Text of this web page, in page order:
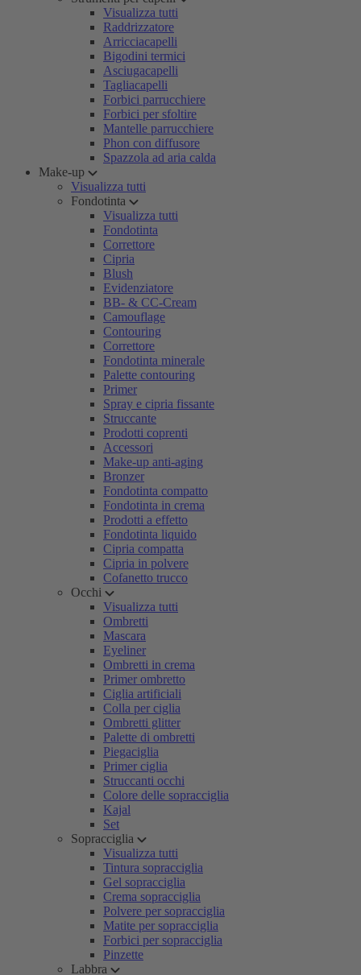
Visualizza tutti
Raddrizzatore
Arricciacapelli
Bigodini termici
Asciugacapelli
Tagliacapelli
Forbici parrucchiere
Forbici per sfoltire
Mantelle parrucchiere
Phon con diffusore
Spazzola ad aria calda
Make-up
Visualizza tutti
Fondotinta
Visualizza tutti
Fondotinta
Correttore
Cipria
Blush
Evidenziatore
BB- & CC-Cream
Camouflage
Contouring
Correttore
Fondotinta minerale
Palette contouring
Primer
Spray e cipria fissante
Struccante
Prodotti coprenti
Accessori
Make-up anti-aging
Bronzer
Fondotinta compatto
Fondotinta in crema
Prodotti a effetto
Fondotinta liquido
Cipria compatta
Cipria in polvere
Cofanetto trucco
Occhi
Visualizza tutti
Ombretti
Mascara
Eyeliner
Ombretti in crema
Primer ombretto
Ciglia artificiali
Colla per ciglia
Ombretti glitter
Palette di ombretti
Piegaciglia
Primer ciglia
Struccanti occhi
Colore delle sopracciglia
Kajal
Set
Sopracciglia
Visualizza tutti
Tintura sopracciglia
Gel sopracciglia
Crema sopracciglia
Polvere per sopracciglia
Matite per sopracciglia
Forbici per sopracciglia
Pinzette
Labbra